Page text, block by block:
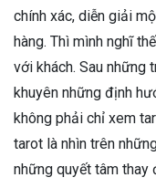
chính xác, diễn giải
hàng. Thì mình nghĩ
với khách. Sau những
khuyên những định
không phải chỉ xem
tarot là nhìn trên
những quyết tâm thay